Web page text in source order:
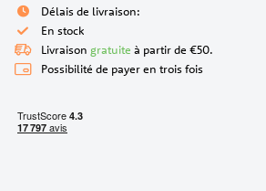
Délais de livraison:
En stock
Livraison gratuite à partir de €50.
Possibilité de payer en trois fois